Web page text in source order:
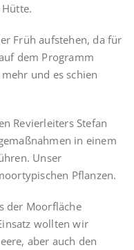
Früh aufstehen, da für
dem Programm
und es schien
Revierleiters Stefan
in einem
Unser
Pflanzen.
der Moorfläche
wollten wir
aber auch den